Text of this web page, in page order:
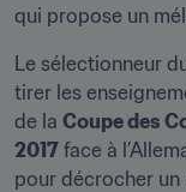
qui propose un
Le sélectionneur
tirer les
de la Coupe des
2017 face à
pour décrocher